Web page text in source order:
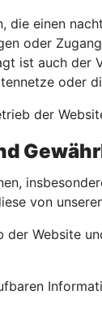
die einen
oder
ist auch
oder
der
von
Website